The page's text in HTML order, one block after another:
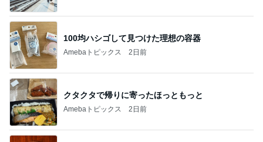
100均ハシゴして見つけた理想の容器
Amebaトピックス 2日前
クタクタで帰りに寄ったほっともっと
Amebaトピックス 2日前